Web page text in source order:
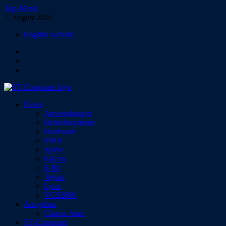
Zum
Inhalt
Top-Menü
7. August 2026
English website
ST-Computer
Das Magazin für Atari-Computer und -Konsolen
News
Anwendungen
Betriebssysteme
Hardware
MIDI
Spiele
Falcon
8-Bit
Jaguar
Lynx
VCS2600
Ausgaben
Classic Atari
ST-Computer